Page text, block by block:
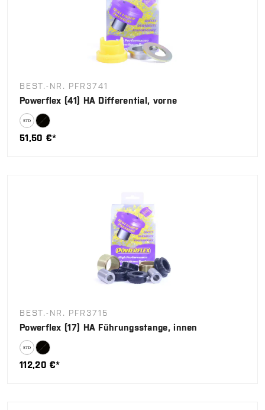
BEST.-NR. PFR3741
Powerflex (41) HA Differential, vorne
51,50 €*
BEST.-NR. PFR3715
Powerflex (17) HA Führungsstange, innen
112,20 €*